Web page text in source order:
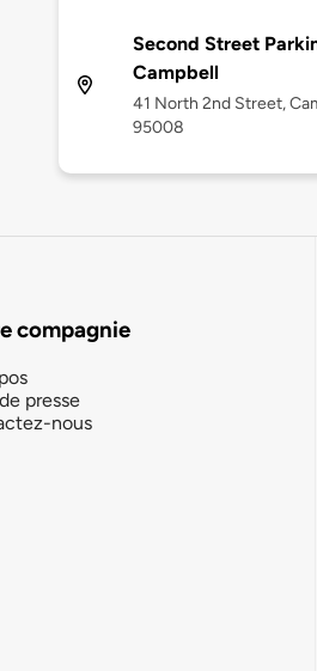
Second Street
Campbell
41 North 2nd Street,
95008
compagnie
presse
nous